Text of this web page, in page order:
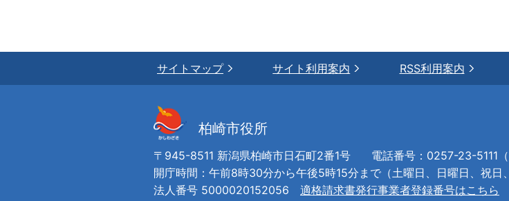
サイトマップ サイト利用案内 RSS利用案内
柏崎市役所
〒945-8511 新潟県柏崎市日石町2番1号 電話番号：0257-23-5111（
開庁時間：午前8時30分から午後5時15分まで（土曜日、日曜日、祝日
法人番号 5000020152056 適格請求書発行事業者登録番号はこちら